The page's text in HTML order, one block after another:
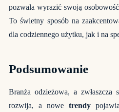
pozwala wyrazić swoją
To świetny sposób na
dla codziennego użytku, jak i na
Podsumowanie
Branża odzieżowa, a zwłaszcza
rozwija, a nowe trendy